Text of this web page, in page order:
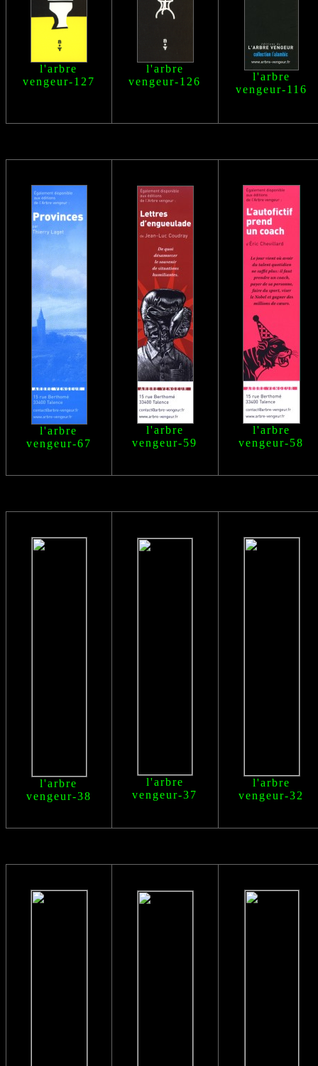
l'arbre
vengeur-127
l'arbre
vengeur-126
l'arbre
vengeur-116
l'arbre
vengeur-67
l'arbre
vengeur-59
l'arbre
vengeur-58
l'arbre
vengeur-38
l'arbre
vengeur-37
l'arbre
vengeur-32